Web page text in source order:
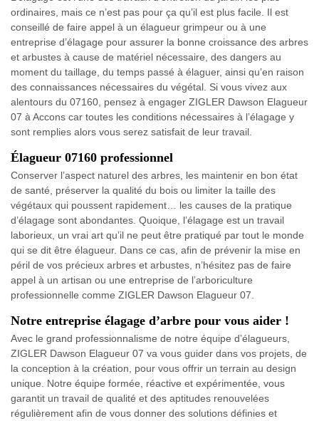
ordinaires, mais ce n’est pas pour ça qu’il est plus facile. Il est
conseillé de faire appel à un élagueur grimpeur ou à une
entreprise d’élagage pour assurer la bonne croissance des arbres
et arbustes à cause de matériel nécessaire, des dangers au
moment du taillage, du temps passé à élaguer, ainsi qu’en raison
des connaissances nécessaires du végétal. Si vous vivez aux
alentours du 07160, pensez à engager ZIGLER Dawson Elagueur
07 à Accons car toutes les conditions nécessaires à l’élagage y
sont remplies alors vous serez satisfait de leur travail.
Élagueur 07160 professionnel
Conserver l’aspect naturel des arbres, les maintenir en bon état
de santé, préserver la qualité du bois ou limiter la taille des
végétaux qui poussent rapidement… les causes de la pratique
d’élagage sont abondantes. Quoique, l’élagage est un travail
laborieux, un vrai art qu’il ne peut être pratiqué par tout le monde
qui se dit être élagueur. Dans ce cas, afin de prévenir la mise en
péril de vos précieux arbres et arbustes, n’hésitez pas de faire
appel à un artisan ou une entreprise de l’arboriculture
professionnelle comme ZIGLER Dawson Elagueur 07.
Notre entreprise élagage d’arbre pour vous aider !
Avec le grand professionnalisme de notre équipe d’élagueurs,
ZIGLER Dawson Elagueur 07 va vous guider dans vos projets, de
la conception à la création, pour vous offrir un terrain au design
unique. Notre équipe formée, réactive et expérimentée, vous
garantit un travail de qualité et des aptitudes renouvelées
régulièrement afin de vous donner des solutions définies et